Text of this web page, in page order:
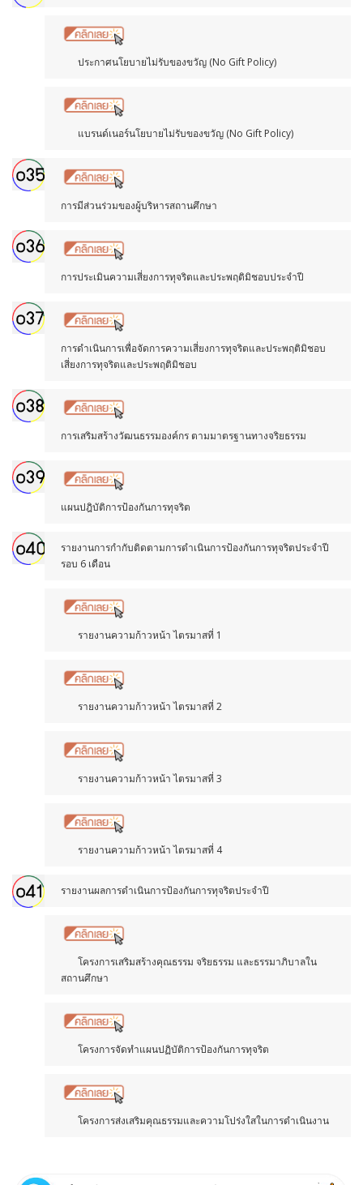
ประกาศนโยบายไม่รับของขวัญ (No Gift Policy)
แบรนด์เนอร์นโยบายไม่รับของขวัญ (No Gift Policy)
การมีส่วนร่วมของผู้บริหารสถานศึกษา
การประเมินความเสี่ยงการทุจริตและประพฤติมิชอบประจำปี
การดำเนินการเพื่อจัดการความเสี่ยงการทุจริตและประพฤติมิชอบ
เสี่ยงการทุจริตและประพฤติมิชอบ
การเสริมสร้างวัฒนธรรมองค์กร ตามมาตรฐานทางจริยธรรม
แผนปฎิบัติการป้องกันการทุจริต
รายงานการกำกับติดตามการดำเนินการป้องกันการทุจริตประจำปี
รอบ 6 เดือน
รายงานความก้าวหน้า ไตรมาสที่ 1
รายงานความก้าวหน้า ไตรมาสที่ 2
รายงานความก้าวหน้า ไตรมาสที่ 3
รายงานความก้าวหน้า ไตรมาสที่ 4
รายงานผลการดำเนินการป้องกันการทุจริตประจำปี
โครงการเสริมสร้างคุณธรรม จริยธรรม และธรรมาภิบาลใน
สถานศึกษา
โครงการจัดทำแผนปฏิบัติการป้องกันการทุจริต
โครงการส่งเสริมคุณธรรมและความโปร่งใสในการดำเนินงาน